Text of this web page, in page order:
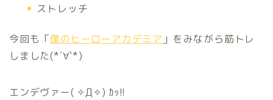
ストレッチ
今回も「僕のヒーローアカデミア 」をみながら筋トレ
しました(*´∀`*)
エンデヴァー( ✧Д✧) ｶｯ!!